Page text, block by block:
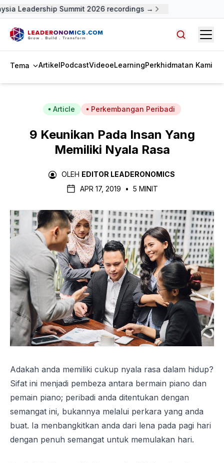
Leadership Summit 2026 recordings →
Tema ArtikelPodcastVideoeLearningPerkhidmatan Kami
Article Perkembangan Peribadi
9 Keunikan Pada Insan Yang
Memiliki Nyala Rasa
OLEH EDITOR LEADERONOMICS
APR 17, 2019
• 5 MINIT
Adakah anda memiliki cukup nyala rasa dalam hidup?
Sifat ini menjadi pembeza antara bermain piano dan
pemain piano; peribadi anda ditentukan dengan
semangat ini, bukannya melalui perkara yang anda
buat. Ia menbangkitkan anda dari lena pada pagi hari
dengan penuh semangat untuk memulakan hari.